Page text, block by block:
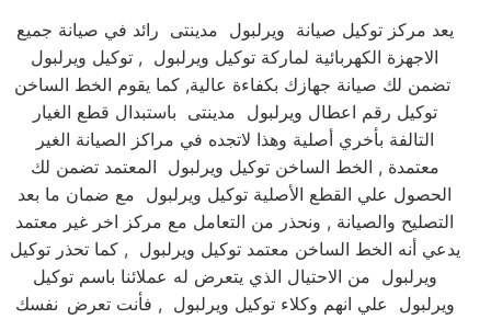
يعد مركز توكيل صيانة ويرلبول مدينتى رائد في صيانة جميع
الاجهزة الكهربائية لماركة توكيل ويرلبول , توكيل ويرلبول
تضمن لك صيانة جهازك بكفاءة عالية, كما يقوم الخط الساخن
توكيل رقم اعطال ويرلبول مدينتى باستبدال قطع الغيار
التالفة بأخري أصلية وهذا لاتجده في مراكز الصيانة الغير
معتمدة , الخط الساخن توكيل ويرلبول المعتمد تضمن لك
الحصول علي القطع الأصلية توكيل ويرلبول مع ضمان ما بعد
التصليح والصيانة , ونحذر من التعامل مع مركز اخر غير معتمد
يدعي أنه الخط الساخن معتمد توكيل ويرلبول , كما تحذر توكيل
ويرلبول من الاحتيال الذي يتعرض له عملائنا باسم توكيل
ويرلبول علي انهم وكلاء توكيل ويرلبول , فأنت تعرض نفسك